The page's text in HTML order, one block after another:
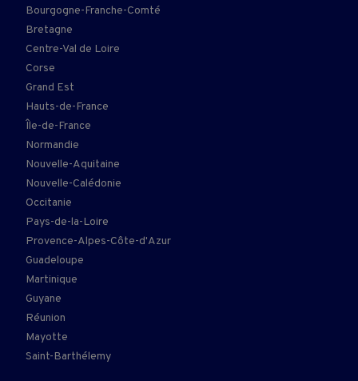
Bourgogne-Franche-Comté
Bretagne
Centre-Val de Loire
Corse
Grand Est
Hauts-de-France
Île-de-France
Normandie
Nouvelle-Aquitaine
Nouvelle-Calédonie
Occitanie
Pays-de-la-Loire
Provence-Alpes-Côte-d'Azur
Guadeloupe
Martinique
Guyane
Réunion
Mayotte
Saint-Barthélemy